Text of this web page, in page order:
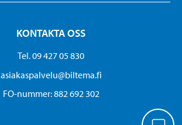
KONTAKTA OSS
Tel. 09 427 05 830
asiakaspalvelu@biltema.fi
FO-nummer:​ 882 692 302